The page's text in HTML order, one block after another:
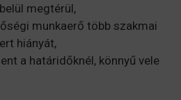
megtérül,
munkaerő több szakmai
hiányát,
a határidőknél, könnyű vele